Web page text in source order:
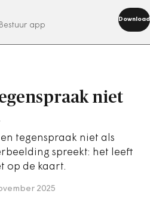
app
Download
nu
niet
tegenspraak niet als
spreekt: het leeft
op de kaart.
2025